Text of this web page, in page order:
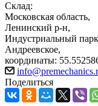
Склад:
Московская область,
Ленинский р-н,
Индустриальный парк
Андреевское,
координаты:
Поделиться